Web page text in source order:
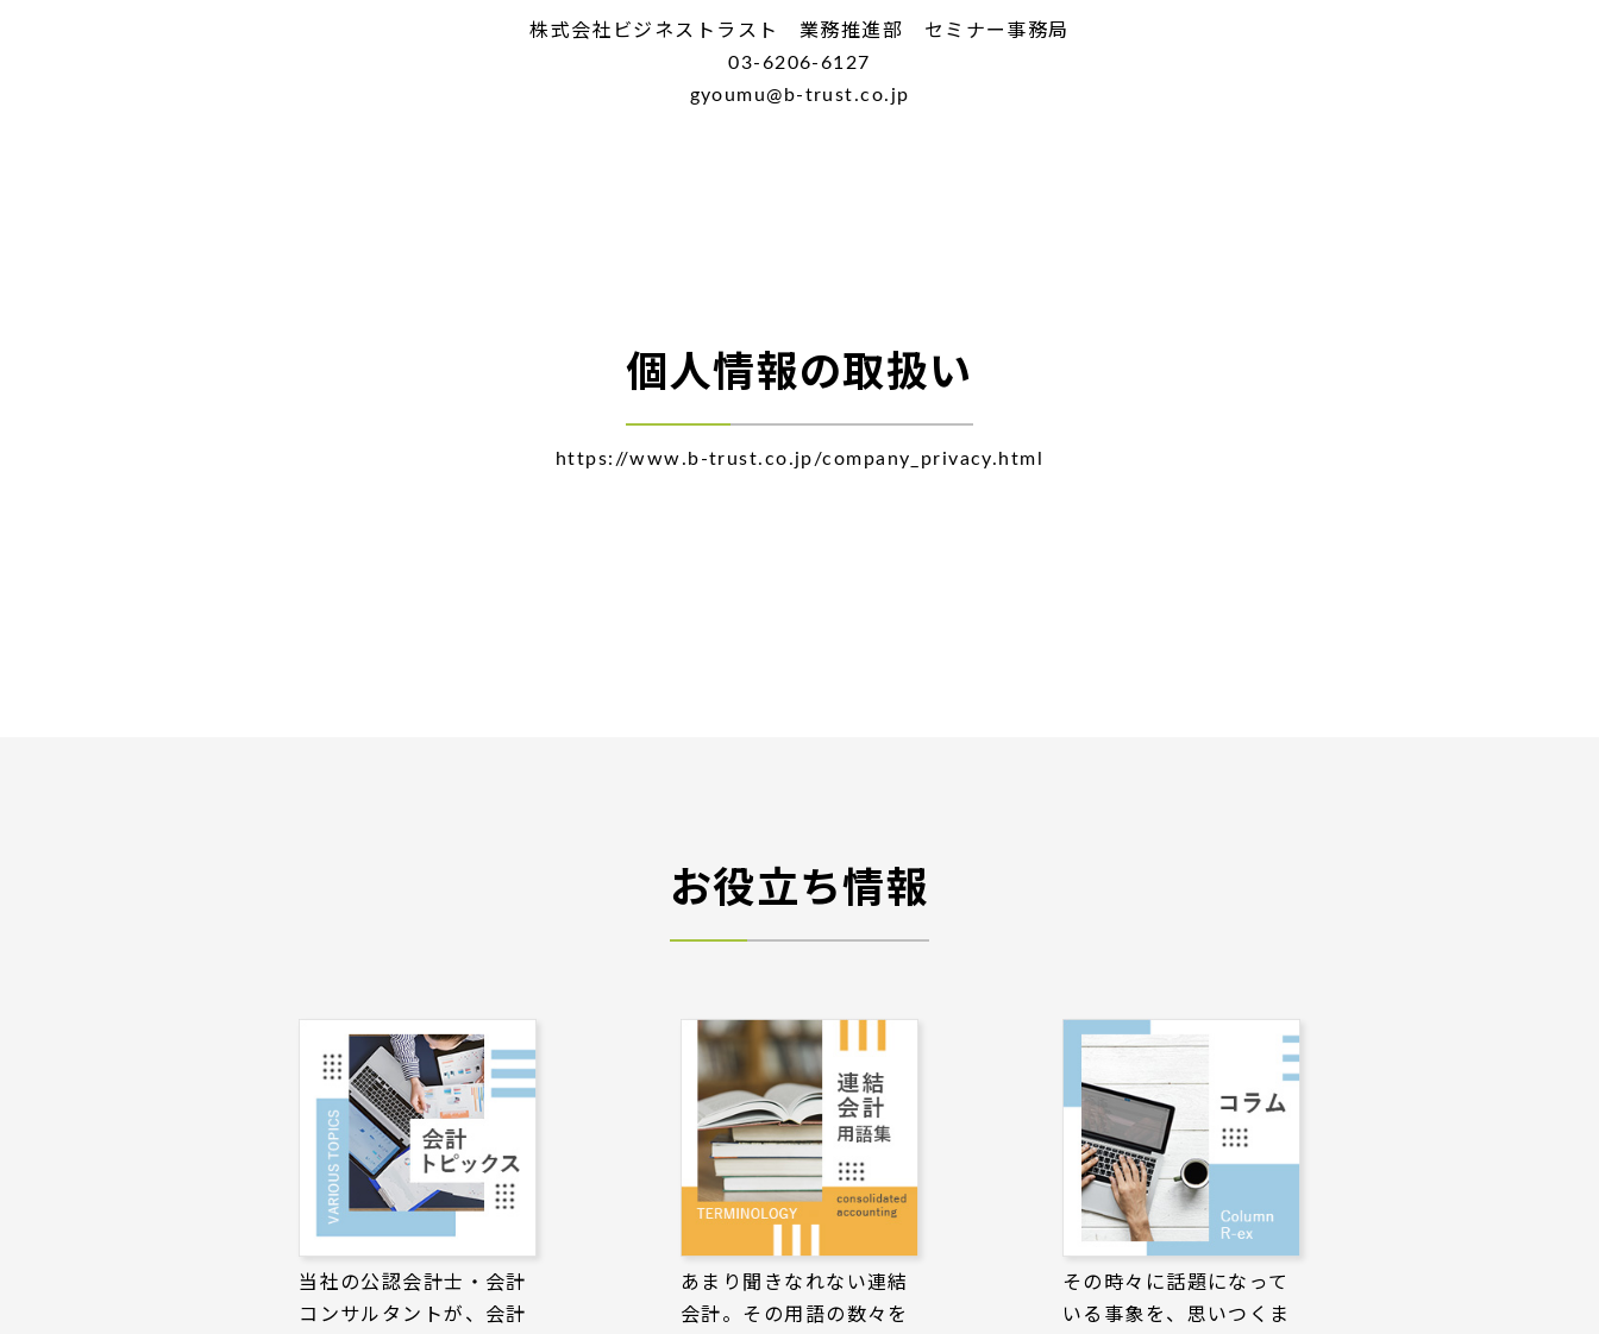
株式会社ビジネストラスト 業務推進部 セミナー事務局
03-6206-6127
gyoumu@b-trust.co.jp
個人情報の取扱い
https://www.b-trust.co.jp/company_privacy.html
お役立ち情報
当社の公認会計士・会計
コンサルタントが、会計
あまり聞きなれない連結
会計。その用語の数々を
その時々に話題になって
いる事象を、思いつくま